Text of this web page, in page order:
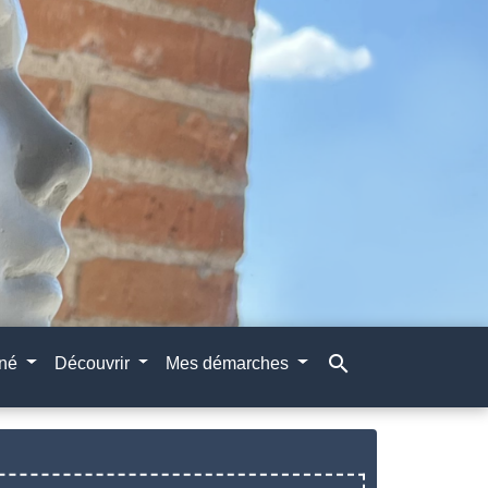
Découvrir Mes démarches search